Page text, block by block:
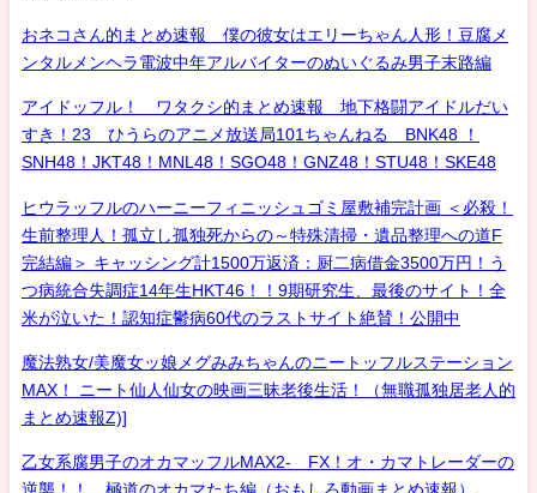
おネコさん的まとめ速報 僕の彼女はエリーちゃん人形！豆腐メ
ンタルメンヘラ電波中年アルバイターのぬいぐるみ男子末路編
アイドッフル！ ワタクシ的まとめ速報 地下格闘アイドルだい
すき！23 ひうらのアニメ放送局101ちゃんねる BNK48 ！
SNH48！JKT48！MNL48！SGO48！GNZ48！STU48！SKE48
ヒウラッフルのハーニーフィニッシュゴミ屋敷補完計画 ＜必殺！
生前整理人！孤立し孤独死からの～特殊清掃・遺品整理への道F
完結編＞ キャッシング計1500万返済：厨二病借金3500万円！う
つ病統合失調症14年生HKT46！！9期研究生、最後のサイト！全
米が泣いた！認知症鬱病60代のラストサイト絶賛！公開中
魔法熟女/美魔女ッ娘メグみみちゃんのニートッフルステーション
MAX！ ニート仙人仙女の映画三昧老後生活！（無職孤独居老人的
まとめ速報Z)]
乙女系腐男子のオカマッフルMAX2- FX！オ・カマトレーダーの